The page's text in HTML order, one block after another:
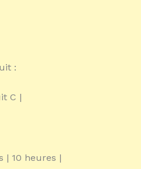
:
C |
| 10 heures |